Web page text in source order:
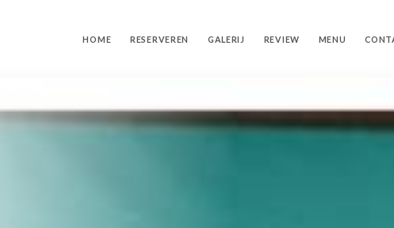
HOME RESERVEREN GALERIJ REVIEW MENU